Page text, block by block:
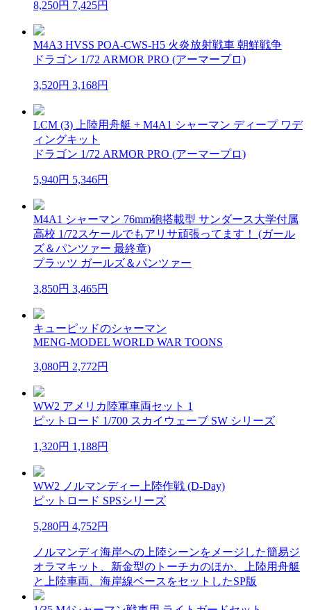
8,250円 7,425円
M4A3 HVSS POA-CWS-H5 火炎放射戦車 朝鮮戦争
ドラゴン 1/72 ARMOR PRO (アーマープロ)
3,520円 3,168円
LCM (3) 上陸用舟艇 + M4A1 シャーマン ディープ ワデ
ィングキット
ドラゴン 1/72 ARMOR PRO (アーマープロ)
5,940円 5,346円
M4A1 シャーマン 76mm砲搭載型 サンダース大学付属
高校 1/72スケールでもアリサ頑張ってます！ (ガール
ズ＆パンツァー 最終章)
プラッツ ガールズ＆パンツァー
3,850円 3,465円
キューピッドのシャーマン
MENG-MODEL WORLD WAR TOONS
3,080円 2,772円
WW2 アメリカ陸軍車両セット 1
ピットロード 1/700 スカイウェーブ SW シリーズ
1,320円 1,188円
WW2 ノルマンディー上陸作戦 (D-Day)
ピットロード SPSシリーズ
5,280円 4,752円
ノルマンディ海岸への上陸シーンをメージした簡易ジ
オラマキット、新金型のトーチカのほか、上陸用舟艇
と上陸車両、海岸線ベースをセットしたSP版